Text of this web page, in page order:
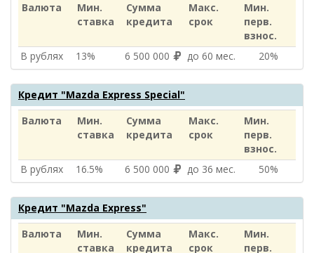
Валюта
Мин.
ставка
Сумма
кредита
Макс.
срок
Мин.
перв.
взнос.
В рублях
13% 6 500 000 до 60 мес. 20%
Кредит "Mazda Express Special"
Валюта
Мин.
ставка
Сумма
кредита
Макс.
срок
Мин.
перв.
взнос.
В рублях
16.5% 6 500 000 до 36 мес. 50%
Кредит "Mazda Express"
Валюта
Мин.
ставка
Сумма
кредита
Макс.
срок
Мин.
перв.